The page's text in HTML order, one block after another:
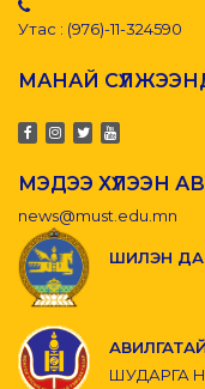
Утас : (976)-11-324590
МАНАЙ
МЭДЭЭ ХҮЛЭЭН
news@must.edu.mn
ШИЛЭН
ШУДАРГА